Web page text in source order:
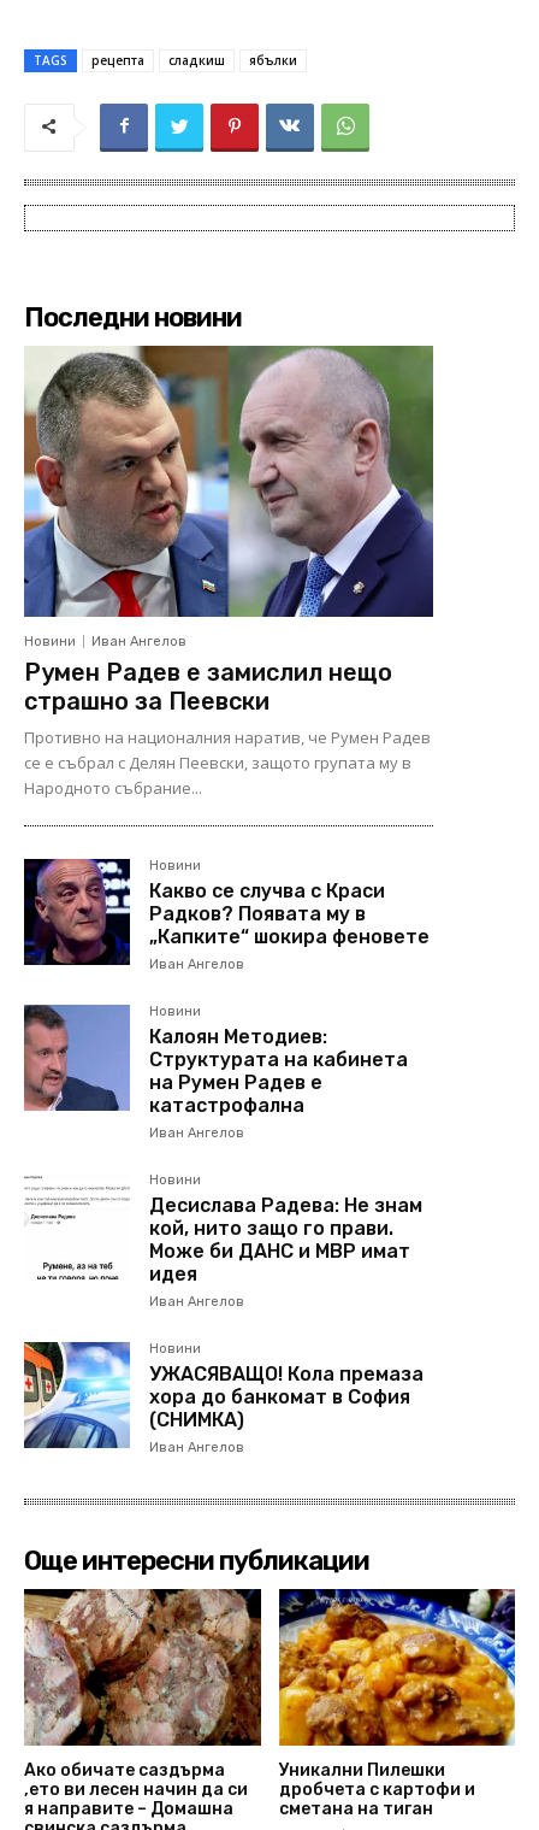
TAGS рецепта сладкиш ябълки
Последни новини
Новини Иван Ангелов
Румен Радев е замислил нещо
страшно за Пеевски
Противно на националния наратив, че Румен Радев
се е събрал с Делян Пеевски, защото групата му в
Народното събрание...
Новини
Какво се случва с Краси
Радков? Появата му в
„Капките“ шокира феновете
Иван Ангелов
Новини
Калоян Методиев:
Структурата на кабинета
на Румен Радев е
катастрофална
Иван Ангелов
Новини
Десислава Радева: Не знам
кой, нито защо го прави.
Може би ДАНС и МВР имат
идея
Иван Ангелов
Новини
УЖАСЯВАЩО! Кола премаза
хора до банкомат в София
(СНИМКА)
Иван Ангелов
Още интересни публикации
Ако обичате саздърма
,ето ви лесен начин да си
я направите – Домашна
Уникални Пилешки
дробчета с картофи и
сметана на тиган